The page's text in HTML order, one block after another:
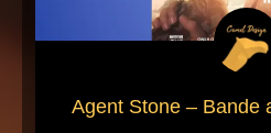
Agent Stone – Bande